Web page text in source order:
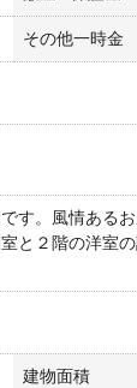
その他一時金
す。風情ある
と２階の洋室
建物面積